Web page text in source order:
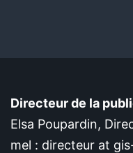
Directeur de la
Elsa Poupardin,
mel : directeur at